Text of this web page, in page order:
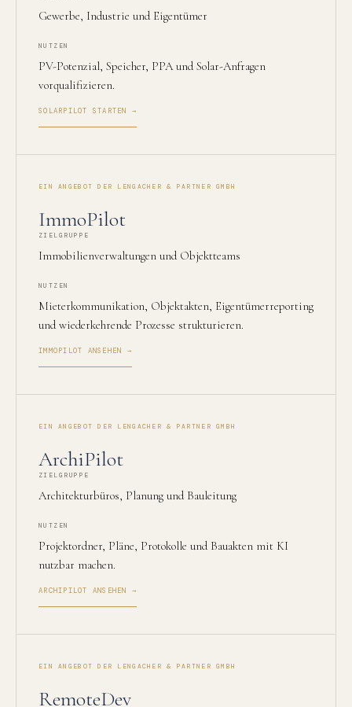
Gewerbe, Industrie und Eigentümer
NUTZEN
PV-Potenzial, Speicher, PPA und Solar-Anfragen
vorqualifizieren.
SOLARPILOT STARTEN →
EIN ANGEBOT DER LENGACHER & PARTNER GMBH
ImmoPilot
ZIELGRUPPE
Immobilienverwaltungen und Objektteams
NUTZEN
Mieterkommunikation, Objektakten, Eigentümerreporting
und wiederkehrende Prozesse strukturieren.
IMMOPILOT ANSEHEN →
EIN ANGEBOT DER LENGACHER & PARTNER GMBH
ArchiPilot
ZIELGRUPPE
Architekturbüros, Planung und Bauleitung
NUTZEN
Projektordner, Pläne, Protokolle und Bauakten mit KI
nutzbar machen.
ARCHIPILOT ANSEHEN →
EIN ANGEBOT DER LENGACHER & PARTNER GMBH
RemoteDev